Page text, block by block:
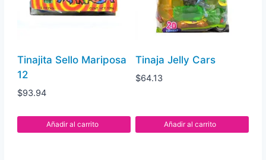
Tinajita Sello Mariposa
12
$93.94
Añadir al carrito
Tinaja Jelly Cars
$64.13
Añadir al carrito